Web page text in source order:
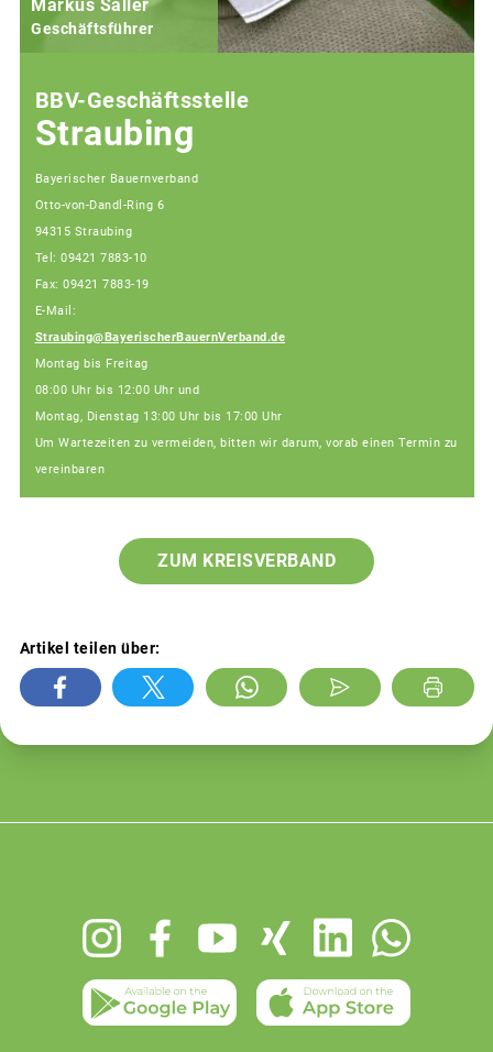
Markus Saller
Geschäftsführer
BBV-Geschäftsstelle
Straubing
Bayerischer Bauernverband
Otto-von-Dandl-Ring 6
94315 Straubing
Tel: 09421 7883-10
Fax: 09421 7883-19
E-Mail:
Straubing@BayerischerBauernVerband.de
Montag bis Freitag
08:00 Uhr bis 12:00 Uhr und
Montag, Dienstag 13:00 Uhr bis 17:00 Uhr
Um Wartezeiten zu vermeiden, bitten wir darum, vorab einen Termin zu
vereinbaren
ZUM KREISVERBAND
Artikel teilen über: